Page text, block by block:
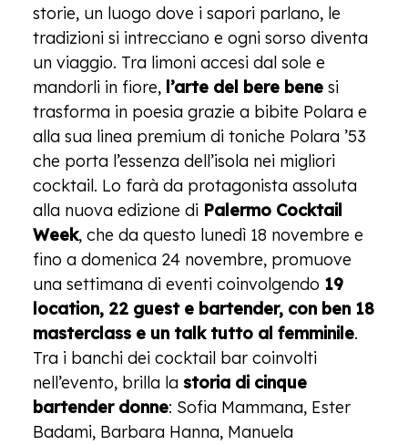
storie, un luogo dove i sapori parlano, le
tradizioni si intrecciano e ogni sorso diventa
un viaggio. Tra limoni accesi dal sole e
mandorli in fiore, l’arte del bere bene si
trasforma in poesia grazie a bibite Polara e
alla sua linea premium di toniche Polara ’53
che porta l’essenza dell’isola nei migliori
cocktail. Lo farà da protagonista assoluta
alla nuova edizione di Palermo Cocktail
Week, che da questo lunedì 18 novembre e
fino a domenica 24 novembre, promuove
una settimana di eventi coinvolgendo 19
location, 22 guest e bartender, con ben 18
masterclass e un talk tutto al femminile.
Tra i banchi dei cocktail bar coinvolti
nell’evento, brilla la storia di cinque
bartender donne: Sofia Mammana, Ester
Badami, Barbara Hanna, Manuela